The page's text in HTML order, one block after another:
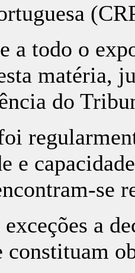
a todo o
matéria,
do
e
se
a
constituam